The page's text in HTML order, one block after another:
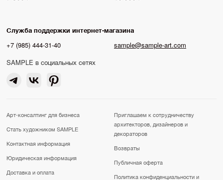
Служба поддержки интернет-магазина
+7 (985) 444-31-40
sample@sample-art.com
SAMPLE в социальных сетях
Арт-консалтинг для бизнеса
Стать художником SAMPLE
Контактная информация
Юридическая информация
Доставка и оплата
Приглашаем к сотрудничеству
архитекторов, дизайнеров и
декораторов
Возвраты
Публичная оферта
Политика конфиденциальности и